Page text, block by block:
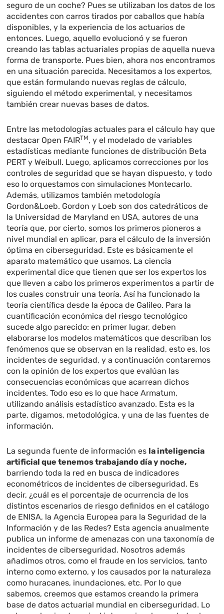
seguro de un coche? Pues se utilizaban los datos de los
accidentes con carros tirados por caballos que había
disponibles, y la experiencia de los actuarios de
entonces. Luego, aquello evolucionó y se fueron
creando las tablas actuariales propias de aquella nueva
forma de transporte. Pues bien, ahora nos encontramos
en una situación parecida. Necesitamos a los expertos,
que están formulando nuevas reglas de cálculo,
siguiendo el método experimental, y necesitamos
también crear nuevas bases de datos.
Entre las metodologías actuales para el cálculo hay que
destacar Open FAIRTM, y el modelado de variables
estadísticas mediante funciones de distribución Beta
PERT y Weibull. Luego, aplicamos correcciones por los
controles de seguridad que se hayan dispuesto, y todo
eso lo orquestamos con simulaciones Montecarlo.
Además, utilizamos también metodología
Gordon&Loeb. Gordon y Loeb son dos catedráticos de
la Universidad de Maryland en USA, autores de una
teoría que, por cierto, somos los primeros pioneros a
nivel mundial en aplicar, para el cálculo de la inversión
óptima en ciberseguridad. Este es básicamente el
aparato matemático que usamos. La ciencia
experimental dice que tienen que ser los expertos los
que lleven a cabo los primeros experimentos a partir de
los cuales construir una teoría. Así ha funcionado la
teoría científica desde la época de Galileo. Para la
cuantificación económica del riesgo tecnológico
sucede algo parecido: en primer lugar, deben
elaborarse los modelos matemáticos que describan los
fenómenos que se observan en la realidad, esto es, los
incidentes de seguridad, y a continuación contaremos
con la opinión de los expertos que evalúan las
consecuencias económicas que acarrean dichos
incidentes. Todo eso es lo que hace Armatum,
utilizando análisis estadístico avanzado. Esta es la
parte, digamos, metodológica, y una de las fuentes de
información.
La segunda fuente de información es la inteligencia
artificial que tenemos trabajando día y noche,
barriendo toda la red en busca de indicadores
econométricos de incidentes de ciberseguridad. Es
decir, ¿cuál es el porcentaje de ocurrencia de los
distintos escenarios de riesgo definidos en el catálogo
de ENISA, la Agencia Europea para la Seguridad de la
Información y de las Redes? Esta agencia anualmente
publica un informe de amenazas con una taxonomía de
incidentes de ciberseguridad. Nosotros además
añadimos otros, como el fraude en los servicios, tanto
interno como externo, y los causados por la naturaleza
como huracanes, inundaciones, etc. Por lo que
sabemos, creemos que estamos creando la primera
base de datos actuarial mundial en ciberseguridad. Lo